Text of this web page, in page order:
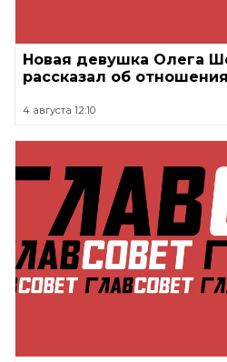
Новая девушка Олега
рассказал об
4 августа 12:10